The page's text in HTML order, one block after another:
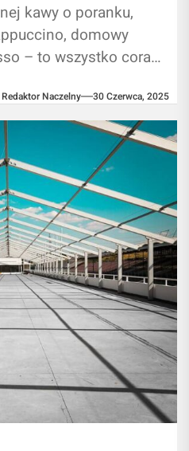
kawy o poranku,
domowy
– to wszystko coraz
Redaktor Naczelny 30 Czerwca, 2025